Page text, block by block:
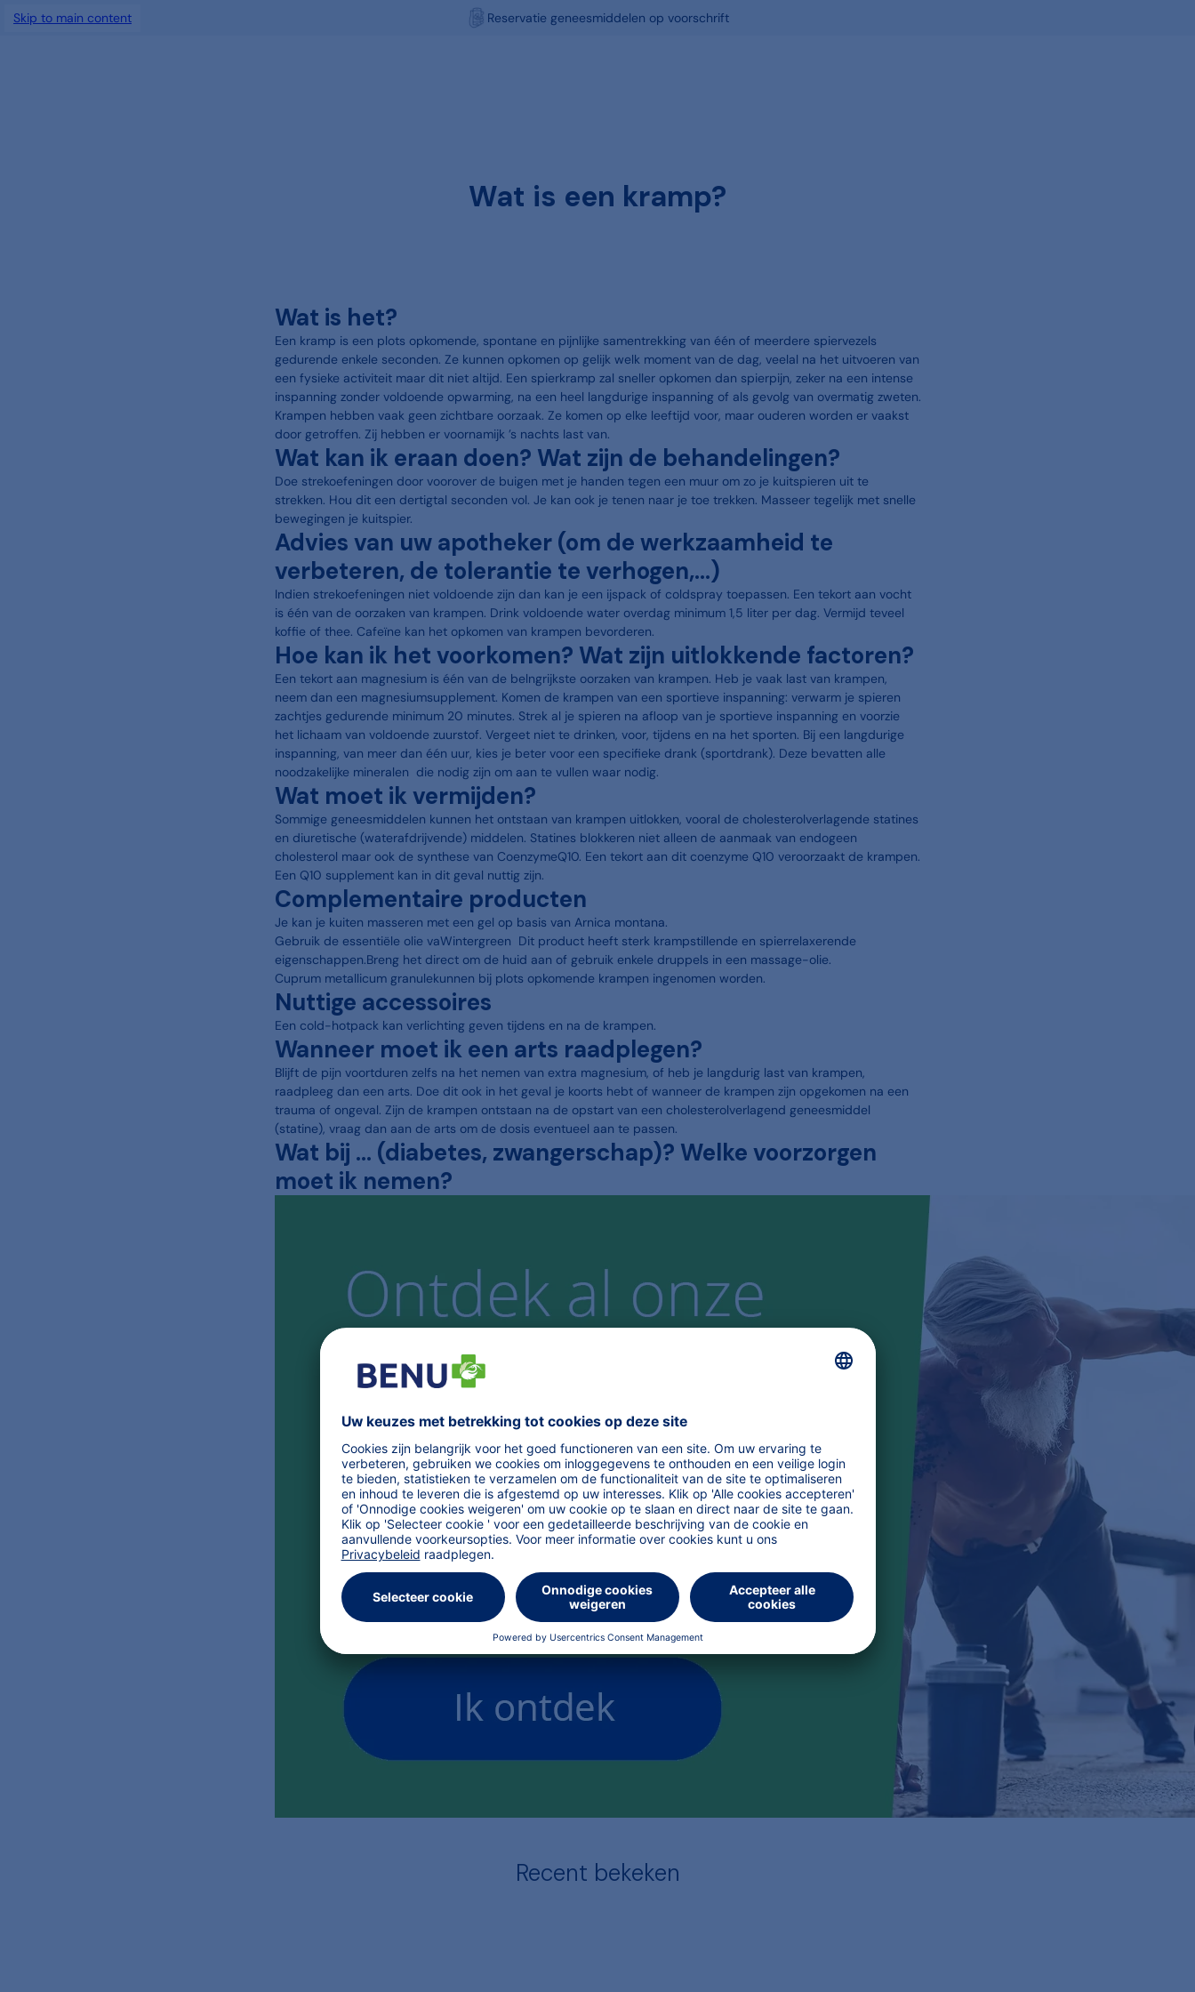
Skip to main content Gratis Click & Collect
Wat is een kramp?
Wat is het?
Een kramp is een plots opkomende, spontane en pijnlijke samentrekking van één of meerdere spiervezels
gedurende enkele seconden. Ze kunnen opkomen op gelijk welk moment van de dag, veelal na het uitvoeren van
een fysieke activiteit maar dit niet altijd. Een spierkramp zal sneller opkomen dan spierpijn, zeker na een intense
inspanning zonder voldoende opwarming, na een heel langdurige inspanning of als gevolg van overmatig zweten.
Krampen hebben vaak geen zichtbare oorzaak. Ze komen op elke leeftijd voor, maar ouderen worden er vaakst
door getroffen. Zij hebben er voornamijk ’s nachts last van.
Wat kan ik eraan doen? Wat zijn de behandelingen?
Doe strekoefeningen door voorover de buigen met je handen tegen een muur om zo je kuitspieren uit te
strekken. Hou dit een dertigtal seconden vol. Je kan ook je tenen naar je toe trekken. Masseer tegelijk met snelle
bewegingen je kuitspier.
Advies van uw apotheker (om de werkzaamheid te
verbeteren, de tolerantie te verhogen,…)
Indien strekoefeningen niet voldoende zijn dan kan je een ijspack of coldspray toepassen. Een tekort aan vocht
is één van de oorzaken van krampen. Drink voldoende water overdag minimum 1,5 liter per dag. Vermijd teveel
koffie of thee. Cafeïne kan het opkomen van krampen bevorderen.
Hoe kan ik het voorkomen? Wat zijn uitlokkende factoren?
Een tekort aan magnesium is één van de belngrijkste oorzaken van krampen. Heb je vaak last van krampen,
neem dan een magnesiumsupplement. Komen de krampen van een sportieve inspanning: verwarm je spieren
zachtjes gedurende minimum 20 minutes. Strek al je spieren na afloop van je sportieve inspanning en voorzie
het lichaam van voldoende zuurstof. Vergeet niet te drinken, voor, tijdens en na het sporten. Bij een langdurige
inspanning, van meer dan één uur, kies je beter voor een specifieke drank (sportdrank). Deze bevatten alle
noodzakelijke mineralen die nodig zijn om aan te vullen waar nodig.
Wat moet ik vermijden?
Sommige geneesmiddelen kunnen het ontstaan van krampen uitlokken, vooral de cholesterolverlagende statines
en diuretische (waterafdrijvende) middelen. Statines blokkeren niet alleen de aanmaak van endogeen
cholesterol maar ook de synthese van CoenzymeQ10. Een tekort aan dit coenzyme Q10 veroorzaakt de krampen.
Een Q10 supplement kan in dit geval nuttig zijn.
Complementaire producten
Je kan je kuiten masseren met een gel op basis van Arnica montana.
Gebruik de essentiële olie vaWintergreen Dit product heeft sterk krampstillende en spierrelaxerende
eigenschappen.Breng het direct om de huid aan of gebruik enkele druppels in een massage-olie.
Cuprum metallicum granulekunnen bij plots opkomende krampen ingenomen worden.
Nuttige accessoires
Een cold-hotpack kan verlichting geven tijdens en na de krampen.
Wanneer moet ik een arts raadplegen?
Blijft de pijn voortduren zelfs na het nemen van extra magnesium, of heb je langdurig last van krampen,
raadpleeg dan een arts. Doe dit ook in het geval je koorts hebt of wanneer de krampen zijn opgekomen na een
trauma of ongeval. Zijn de krampen ontstaan na de opstart van een cholesterolverlagend geneesmiddel
(statine), vraag dan aan de arts om de dosis eventueel aan te passen.
Wat bij ... (diabetes, zwangerschap)? Welke voorzorgen
moet ik nemen?
Recent bekeken